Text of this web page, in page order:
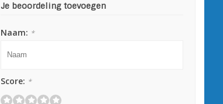
Je beoordeling toevoegen
Naam: *
Score: *